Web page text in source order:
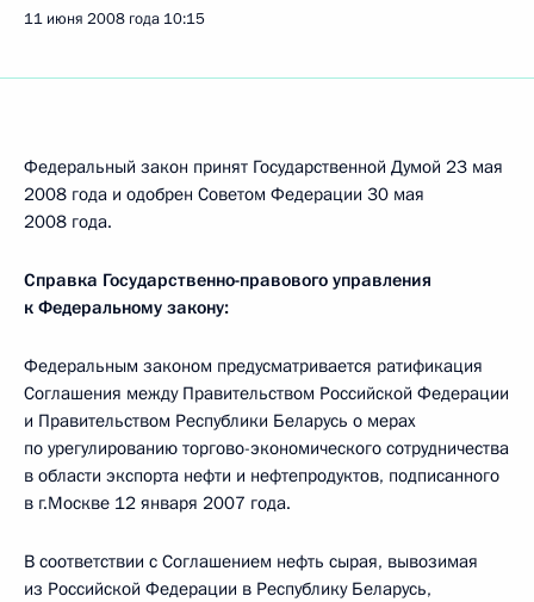
11 июня 2008 года 10:15
Федеральный закон принят Государственной Думой 23 мая
2008 года и одобрен Советом Федерации 30 мая
2008 года.
Справка Государственно-правового управления
к Федеральному закону:
Федеральным законом предусматривается ратификация
Соглашения между Правительством Российской Федерации
и Правительством Республики Беларусь о мерах
по урегулированию торгово-экономического сотрудничества
в области экспорта нефти и нефтепродуктов, подписанного
в г.Москве 12 января 2007 года.
В соответствии с Соглашением нефть сырая, вывозимая
из Российской Федерации в Республику Беларусь,